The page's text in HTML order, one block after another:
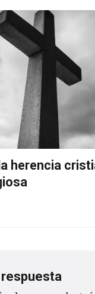
herencia
respuesta